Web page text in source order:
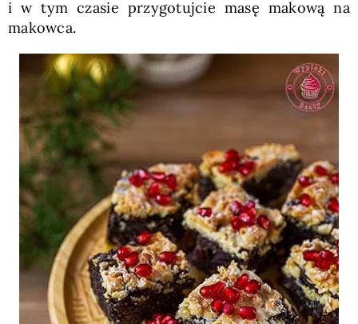
i w tym czasie przygotujcie masę makową na
makowca.